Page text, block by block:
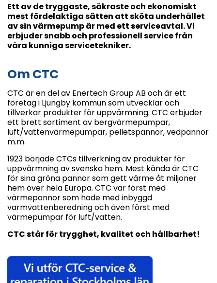
Ett av de tryggaste, säkraste och ekonomiskt
mest fördelaktiga sätten att sköta underhållet
av sin värmepump är med ett serviceavtal. Vi
erbjuder snabb och professionell service från
våra kunniga servicetekniker.
Om CTC
CTC är en del av Enertech Group AB och är ett
företag i Ljungby kommun som utvecklar och
tillverkar produkter för uppvärmning. CTC erbjuder
ett brett sortiment av bergvärmepumpar,
luft/vattenvärmepumpar, pelletspannor, vedpannor
m.m.
1923 började CTCs tillverkning av produkter för
uppvärmning av svenska hem. Mest kända är CTC
för sina gröna pannor som gett värme åt miljoner
hem över hela Europa. CTC var först med
värmepannor som hade med inbyggd
varmvattenberedning och även först med
värmepumpar för luft/vatten.
CTC står för trygghet, kvalitet och hållbarhet!